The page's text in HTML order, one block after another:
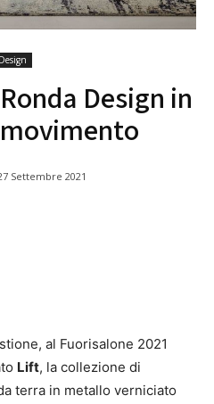
Design
Design in
Settembre 2021
al Fuorisalone 2021
Lift, la collezione di
terra in metallo verniciato